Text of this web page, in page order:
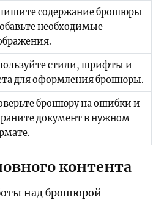
содержание брошюры
необходимые
стили, шрифты и
для оформления брошюры.
брошюру на ошибки и
документ в нужном
контента
над брошюрой